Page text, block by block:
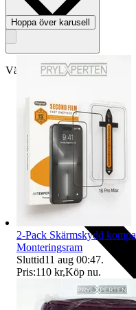
Välj till köparskydd
Hoppa över karusell
2-Pack Skärmskydd
Monteringsram
Sluttid11 aug 00:47.
Pris:110 kr,Köp nu.